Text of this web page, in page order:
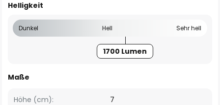
Helligkeit
Dunkel Hell Sehr hell
1700 Lumen
Maße
Höhe (cm): 7